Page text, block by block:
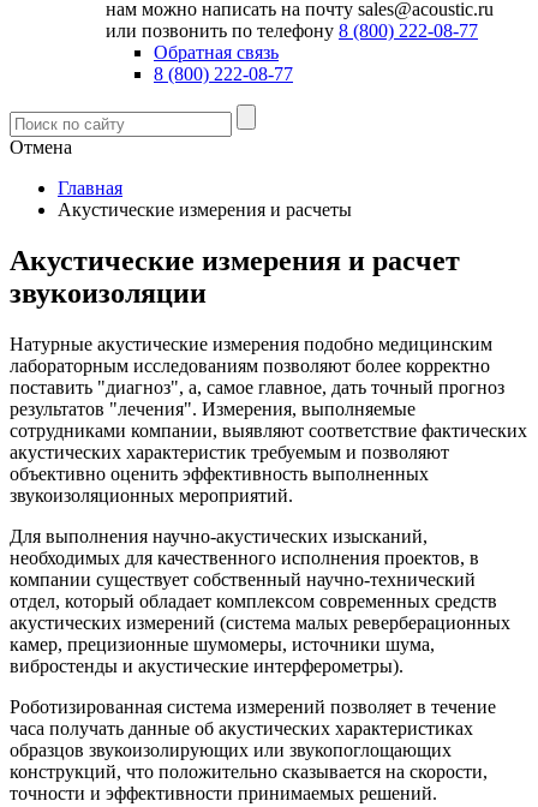
нам можно написать на почту sales@acoustic.ru
или позвонить по телефону 8 (800) 222-08-77
Обратная связь
8 (800) 222-08-77
Отмена
Главная
Акустические измерения и расчеты
Акустические измерения и расчет
звукоизоляции
Натурные акустические измерения подобно медицинским
лабораторным исследованиям позволяют более корректно
поставить "диагноз", а, самое главное, дать точный прогноз
результатов "лечения". Измерения, выполняемые
сотрудниками компании, выявляют соответствие фактических
акустических характеристик требуемым и позволяют
объективно оценить эффективность выполненных
звукоизоляционных мероприятий.
Для выполнения научно-акустических изысканий,
необходимых для качественного исполнения проектов, в
компании существует собственный научно-технический
отдел, который обладает комплексом современных средств
акустических измерений (система малых реверберационных
камер, прецизионные шумомеры, источники шума,
вибростенды и акустические интерферометры).
Роботизированная система измерений позволяет в течение
часа получать данные об акустических характеристиках
образцов звукоизолирующих или звукопоглощающих
конструкций, что положительно сказывается на скорости,
точности и эффективности принимаемых решений.